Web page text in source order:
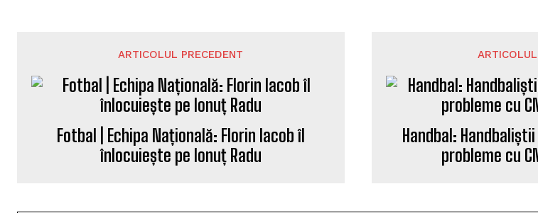
ARTICOLUL PRECEDENT
Fotbal | Echipa Națională: Florin Iacob îl
înlocuiește pe Ionuț Radu
Handbal:
probleme cu